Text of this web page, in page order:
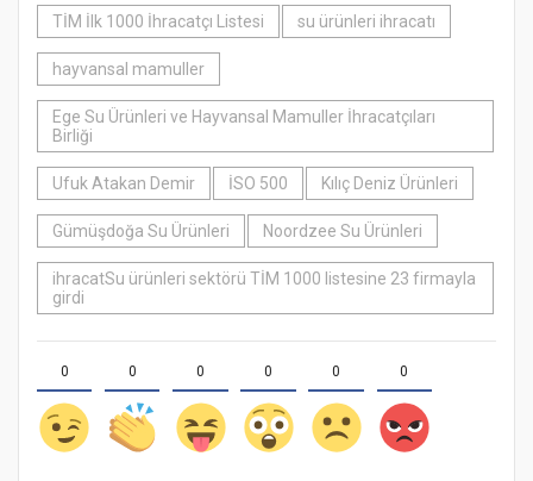
TİM İlk 1000 İhracatçı Listesi
su ürünleri ihracatı
hayvansal mamuller
Ege Su Ürünleri ve Hayvansal Mamuller İhracatçıları
Birliği
Ufuk Atakan Demir İSO 500 Kılıç Deniz Ürünleri
Gümüşdoğa Su Ürünleri Noordzee Su Ürünleri
ihracatSu ürünleri sektörü TİM 1000 listesine 23 firmayla
girdi
0 0 0 0 0 0